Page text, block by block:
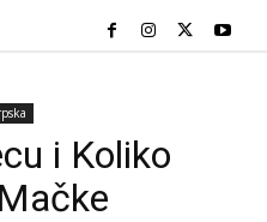
i Koliko